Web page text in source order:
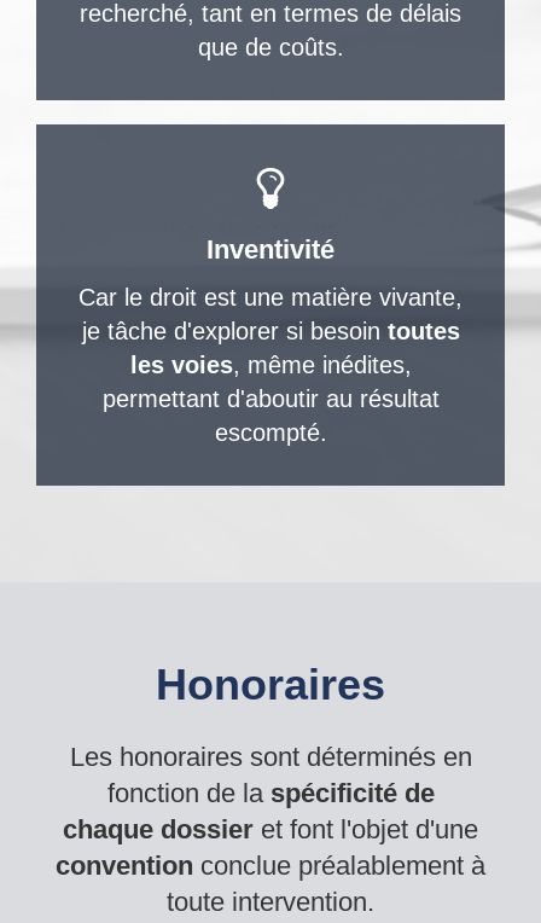
recherché, tant en termes de délais
que de coûts.
Inventivité
Car le droit est une matière vivante,
je tâche d'explorer si besoin toutes
les voies, même inédites,
permettant d'aboutir au résultat
escompté.
Honoraires
Les honoraires sont déterminés en
fonction de la spécificité de
chaque dossier et font l'objet d'une
convention conclue préalablement à
toute intervention.